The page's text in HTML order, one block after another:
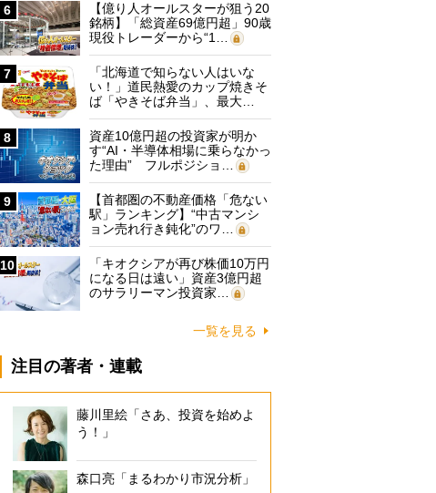
6
【億り人オールスターが狙う20
銘柄】「総資産69億円超」90歳
現役トレーダーから“1…
7
「北海道で知らない人はいな
い！」道民熱愛のカップ焼きそ
ば「やきそば弁当」、最大…
8
資産10億円超の投資家が明か
す“AI・半導体相場に乗らなかっ
た理由” フルポジショ…
9
【首都圏の不動産価格「危ない
駅」ランキング】“中古マンシ
ョン売れ行き鈍化”のワ…
10
「キオクシアが再び株価10万円
になる日は遠い」資産3億円超
のサラリーマン投資家…
一覧を見る
注目の著者・連載
藤川里絵「さあ、投資を始めよ
う！」
森口亮「まるわかり市況分析」